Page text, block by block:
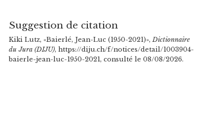
Suggestion de citation
Kiki Lutz, «Baierlé, Jean-Luc (1950-2021)», Dictionnaire
du Jura (DIJU), https://diju.ch/f/notices/detail/1003904-
baierle-jean-luc-1950-2021, consulté le 08/08/2026.